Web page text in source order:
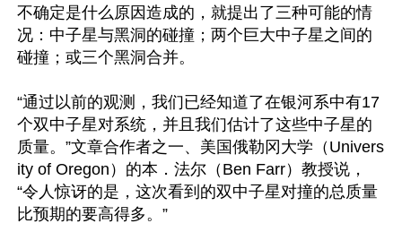
不确定是什么原因造成的，就提出了三种可能的情
况：中子星与黑洞的碰撞；两个巨大中子星之间的
碰撞；或三个黑洞合并。
“通过以前的观测，我们已经知道了在银河系中有17
个双中子星对系统，并且我们估计了这些中子星的
质量。”文章合作者之一、美国俄勒冈大学（Univers
ity of Oregon）的本．法尔（Ben Farr）教授说，
“令人惊讶的是，这次看到的双中子星对撞的总质量
比预期的要高得多。”